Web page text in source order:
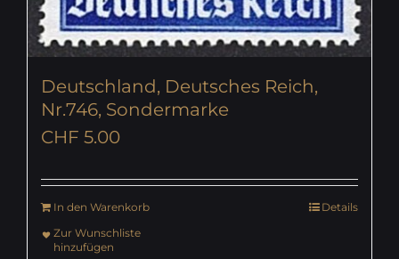
Deutschland, Deutsches Reich,
Nr.746, Sondermarke
CHF 5.00
In den Warenkorb
Details
Zur Wunschliste
hinzufügen